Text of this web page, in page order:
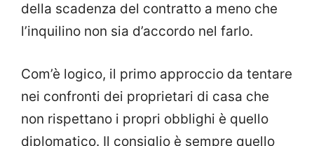
della scadenza del contratto a meno che
l’inquilino non sia d’accordo nel farlo.
Com’è logico, il primo approccio da tentare
nei confronti dei proprietari di casa che
non rispettano i propri obblighi è quello
diplomatico. Il consiglio è sempre quello